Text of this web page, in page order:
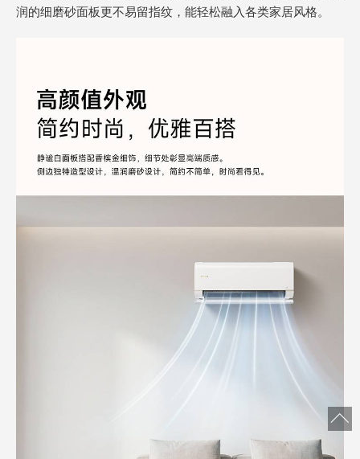
润的细磨砂面板更不易留指纹，能轻松融入各类家居风格。